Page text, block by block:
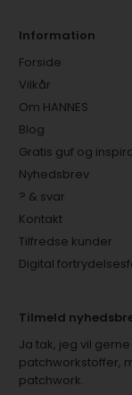
Information
Forside
Vilkår
Om HANNES
Blog
Gratis guf og
Nyhedsbrev
? & svar
Kontakt
Tilfredse kunder
Digital
Tilmeld
Ja tak, jeg vil
patchworkstoffer,
patchwork.